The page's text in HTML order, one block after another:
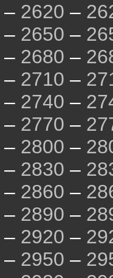
– 2620 –
– 2650 –
– 2680 –
– 2710 –
– 2740 –
– 2770 –
– 2800 –
– 2830 –
– 2860 –
– 2890 –
– 2920 –
– 2950 –